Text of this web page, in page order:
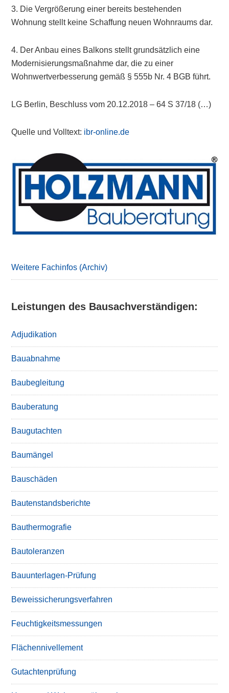
3. Die Vergrößerung einer bereits bestehenden
Wohnung stellt keine Schaffung neuen Wohnraums dar.
4. Der Anbau eines Balkons stellt grundsätzlich eine
Modernisierungsmaßnahme dar, die zu einer
Wohnwertverbesserung gemäß § 555b Nr. 4 BGB führt.
LG Berlin, Beschluss vom 20.12.2018 – 64 S 37/18 (…)
Quelle und Volltext: ibr-online.de
Primary
Sidebar
Weitere Fachinfos (Archiv)
Leistungen des Bausachverständigen:
Adjudikation
Bauabnahme
Baubegleitung
Bauberatung
Baugutachten
Baumängel
Bauschäden
Bautenstandsberichte
Bauthermografie
Bautoleranzen
Bauunterlagen-Prüfung
Beweissicherungsverfahren
Feuchtigkeitsmessungen
Flächennivellement
Gutachtenprüfung